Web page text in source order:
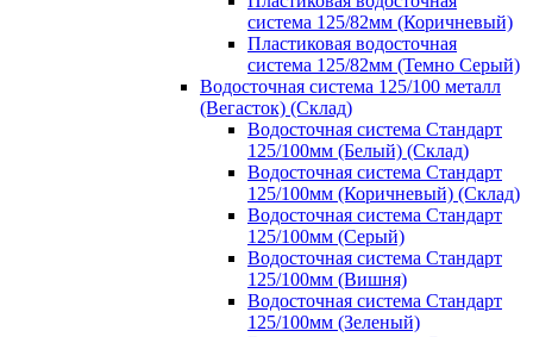
система 125/82мм (Коричневый)
Пластиковая водосточная
система 125/82мм (Темно Серый)
Водосточная система 125/100 металл
(Вегасток) (Склад)
Водосточная система Стандарт
125/100мм (Белый) (Склад)
Водосточная система Стандарт
125/100мм (Коричневый) (Склад)
Водосточная система Стандарт
125/100мм (Серый)
Водосточная система Стандарт
125/100мм (Вишня)
Водосточная система Стандарт
125/100мм (Зеленый)